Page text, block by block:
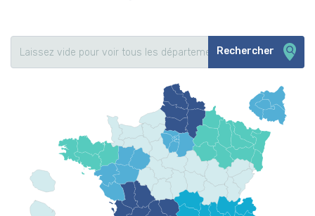
Rechercher